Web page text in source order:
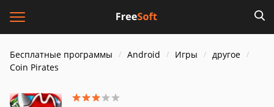
Бесплатные программы Android Игры
другое
Coin Pirates